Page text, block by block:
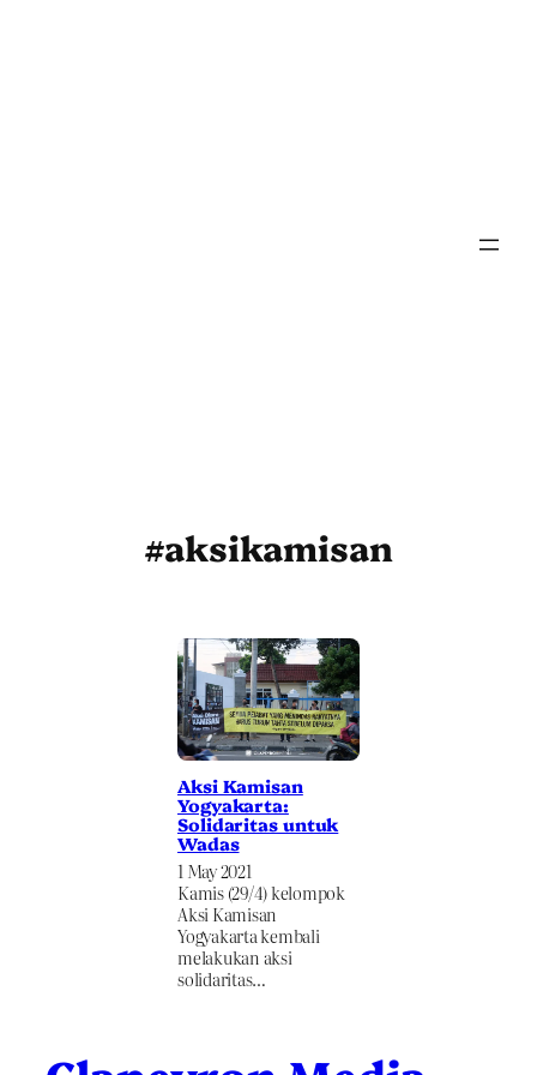
#aksikamisan
Aksi Kamisan
Yogyakarta:
Solidaritas untuk
Wadas
1 May 2021
Kamis (29/4) kelompok
Aksi Kamisan
Yogyakarta kembali
melakukan aksi
solidaritas…